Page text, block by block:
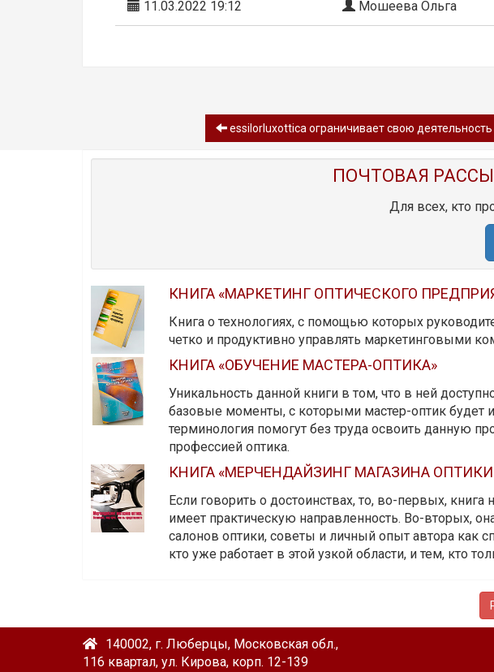
11.03.2022 19:12 Мошеева Ольга
essilorluxottica ограничивает свою деятельность
ПОЧТОВАЯ
Для всех, кто
КНИГА «МАРКЕТИНГ ОПТИЧЕСКОГО
Книга о технологиях, с помощью которых
четко и продуктивно управлять маркетинговыми
КНИГА «ОБУЧЕНИЕ МАСТЕРА-ОПТИКА»
Уникальность данной книги в том, что в ней
базовые моменты, с которыми мастер-оптик будет
терминология помогут без труда освоить данную
профессией оптика.
КНИГА «МЕРЧЕНДАЙЗИНГ МАГАЗИНА
Если говорить о достоинствах, то, во-первых,
имеет практическую направленность. Во-вторых,
салонов оптики, советы и личный опыт автора как
кто уже работает в этой узкой области, и тем, кто
140002, г. Люберцы, Московская обл.,
116 квартал, ул. Кирова, корп. 12-139